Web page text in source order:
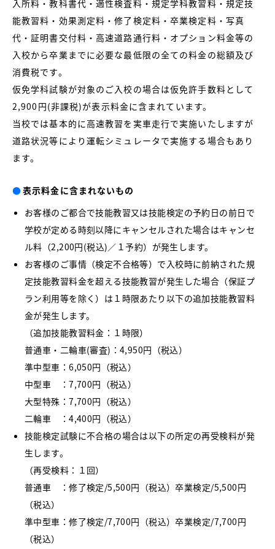
入所料・教科書代・適性検査料・規定学科教習料・規定技
能教習料・効果測定料・修了検定料・卒業検定料・写真
代・証明書交付料・高速道路通行料・オプション料金等の
入校から卒業までに必要な最低限の全ての料金の総額及び
消費税です。
仮免学科試験が対象のご入校の場合は仮免許手数料として
2,900円(非課税)が表示料金に含まれています。
当校では基本的に高速教習を実車走行で実施いたしますが
道路状況等により運転シミュレータで実施する場合もあり
ます。
●表示料金に含まれないもの
お客様のご都合で技能教習又は技能検定の予約日の前日で
学校が定める時刻以降にキャンセルされた場合はキャンセ
ル料（2,200円(税込)／１予約）が発生します。
お客様のご事情（検定不合格等）で入校時に前納された規
定技能教習料金を超える技能教習が発生した場合（保証プ
ラン利用等を除く）は１時限あたり以下の追加技能教習料
金が発生します。
（追加技能教習料金：１時限）
普通車・二輪車(審査)：4,950円（税込）
準中型車：6,050円（税込）
中型車 ：7,700円（税込）
大型特殊：7,700円（税込）
二輪車 ：4,400円（税込）
技能検定試験に不合格の場合は以下の所定の再受検料が発
生します。
（再受検料：１回）
普通車 ：修了検定/5,500円（税込）卒業検定/5,500円
（税込）
準中型車：修了検定/7,700円（税込）卒業検定/7,700円
（税込）